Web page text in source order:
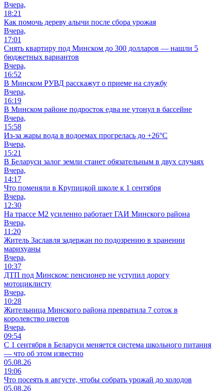
Вчера,
18:21
Как помочь дереву алычи после сбора урожая
Вчера,
17:01
Снять квартиру под Минском до 300 долларов — нашли 5
бюджетных вариантов
Вчера,
16:52
В Минском РУВД расскажут о приеме на службу
Вчера,
16:19
В Минском районе подросток едва не утонул в бассейне
Вчера,
15:58
Из-за жары вода в водоемах прогрелась до +26°C
Вчера,
15:21
В Беларуси залог земли станет обязательным в двух случаях
Вчера,
14:17
Что поменяли в Крупицкой школе к 1 сентября
Вчера,
12:30
На трассе М2 усиленно работает ГАИ Минского района
Вчера,
11:20
Житель Заславля задержан по подозрению в хранении
марихуаны
Вчера,
10:37
ДТП под Минском: пенсионер не уступил дорогу
мотоциклисту
Вчера,
10:28
Жительница Минского района превратила 7 соток в
королевство цветов
Вчера,
09:54
С 1 сентября в Беларуси меняется система школьного питания
— что об этом известно
05.08.26
19:06
Что посеять в августе, чтобы собрать урожай до холодов
05.08.26